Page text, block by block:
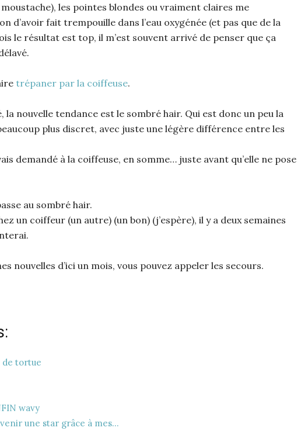
les pointes blondes ou vraiment claires me
d’avoir fait trempouille dans l’eau oxygénée (et pas que de la
le résultat est top, il m’est souvent arrivé de penser que ça
trépaner par la coiffeuse.
la nouvelle tendance est le sombré hair. Qui est donc un peu la
plus discret, avec juste une légère différence entre les
demandé à la coiffeuse, en somme… juste avant qu’elle ne pose
au sombré hair.
un coiffeur (un autre) (un bon) (j’espère), il y a deux semaines
nouvelles d’ici un mois, vous pouvez appeler les secours.
de tortue
wavy
une star grâce à mes…